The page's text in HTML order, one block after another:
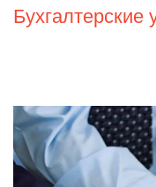
Бухгалтерские